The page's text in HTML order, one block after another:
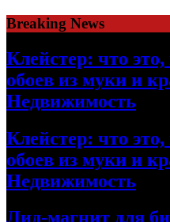
Skip
to
content
Breaking News
Клейстер: что
обоев из муки и
Недвижимость
Клейстер: что
обоев из муки и
Недвижимость
Лид-магнит для